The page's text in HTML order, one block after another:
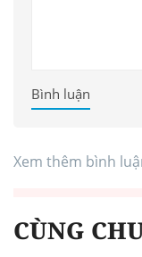
Bình luận
Xem thêm bình
CÙNG